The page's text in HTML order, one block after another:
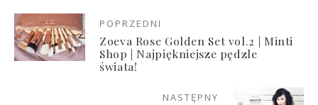
POPRZEDNI
Zoeva Rose Golden Set vol.2 | Minti
Shop | Najpiękniejsze pędzle
świata!
NASTĘPNY